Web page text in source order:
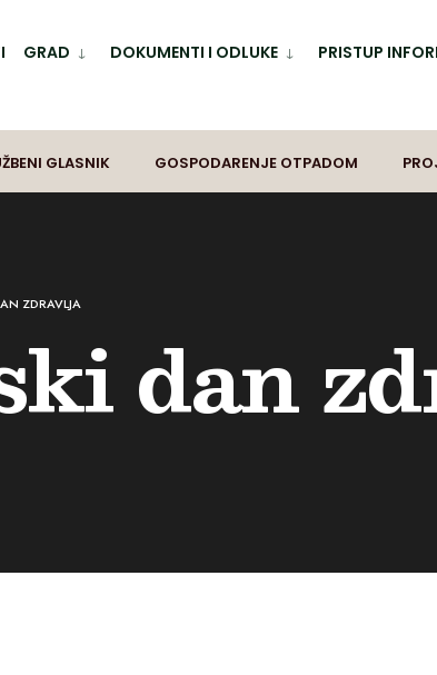
GRAD DOKUMENTI I ODLUKE PRISTUP
GLASNIK GOSPODARENJE OTPADOM
ZDRAVLJA
dan